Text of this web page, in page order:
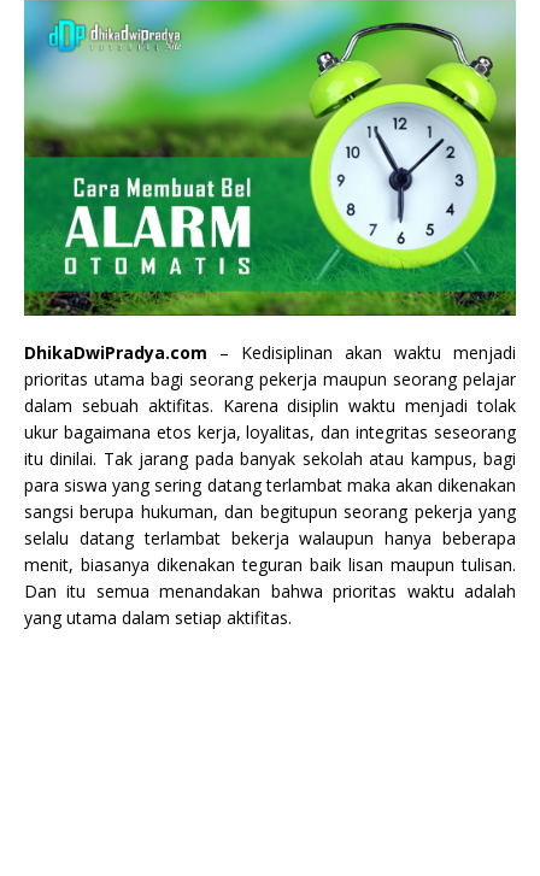
DhikaDwiPradya.com – Kedisiplinan akan waktu menjadi
prioritas utama bagi seorang pekerja maupun seorang pelajar
dalam sebuah aktifitas. Karena disiplin waktu menjadi tolak
ukur bagaimana etos kerja, loyalitas, dan integritas seseorang
itu dinilai. Tak jarang pada banyak sekolah atau kampus, bagi
para siswa yang sering datang terlambat maka akan dikenakan
sangsi berupa hukuman, dan begitupun seorang pekerja yang
selalu datang terlambat bekerja walaupun hanya beberapa
menit, biasanya dikenakan teguran baik lisan maupun tulisan.
Dan itu semua menandakan bahwa prioritas waktu adalah
yang utama dalam setiap aktifitas.